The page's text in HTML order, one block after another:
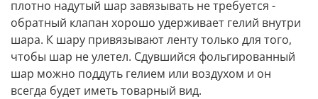
плотно надутый шар завязывать не требуется -
обратный клапан хорошо удерживает гелий внутри
шара. К шару привязывают ленту только для того,
чтобы шар не улетел. Сдувшийся фольгированный
шар можно поддуть гелием или воздухом и он
всегда будет иметь товарный вид.